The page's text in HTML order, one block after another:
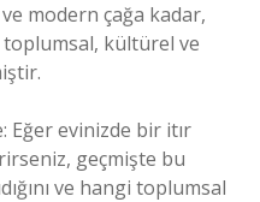
modern çağa kadar,
kültürel ve
Eğer evinizde bir itır
geçmişte bu
ve hangi toplumsal